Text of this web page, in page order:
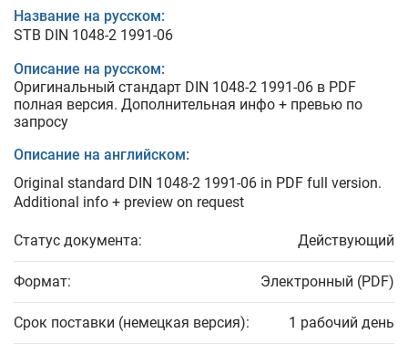
Название на русском:
STB DIN 1048-2 1991-06
Описание на русском:
Оригинальный стандарт DIN 1048-2 1991-06 в PDF
полная версия. Дополнительная инфо + превью по
запросу
Описание на английском:
Original standard DIN 1048-2 1991-06 in PDF full version.
Additional info + preview on request
Статус документа: Действующий
Формат: Электронный (PDF)
Срок поставки (немецкая версия): 1 рабочий день